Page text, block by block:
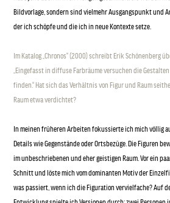
Bildvorlage, sondern sind vielmehr Ausgangspunkt und
der ich schöpfe und die ich in neue Kontexte setze.
Im Katalog „Chronos“ (2000) schreibt Erik Schönenberg
„Eingefasst in diffuse Farbräume versuchen die
finden.“ Hat sich das Verhältnis von Figur und Raum
Raum etwa verdichtet?
In meinen früheren Arbeiten fokussierte ich mich völlig
Details wie Gegenstände oder Ortsbezüge. Die Figuren
im unbeschriebenen und eher geistigen Raum. Vor ein
Schnitt und löste mich vom dominanten Motiv der
was passiert, wenn ich die Figuration vervielfache? Auf